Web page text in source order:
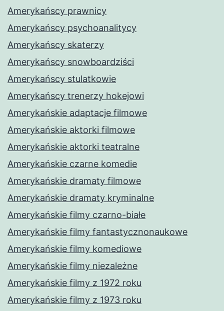
Amerykańscy prawnicy
Amerykańscy psychoanalitycy
Amerykańscy skaterzy
Amerykańscy snowboardziści
Amerykańscy stulatkowie
Amerykańscy trenerzy hokejowi
Amerykańskie adaptacje filmowe
Amerykańskie aktorki filmowe
Amerykańskie aktorki teatralne
Amerykańskie czarne komedie
Amerykańskie dramaty filmowe
Amerykańskie dramaty kryminalne
Amerykańskie filmy czarno-białe
Amerykańskie filmy fantastycznonaukowe
Amerykańskie filmy komediowe
Amerykańskie filmy niezależne
Amerykańskie filmy z 1972 roku
Amerykańskie filmy z 1973 roku